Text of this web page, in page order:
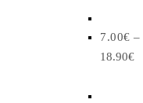
7.00€ –
18.90€